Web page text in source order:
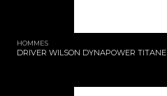
HOMMES
DRIVER WILSON DYNAPOWER TITANE